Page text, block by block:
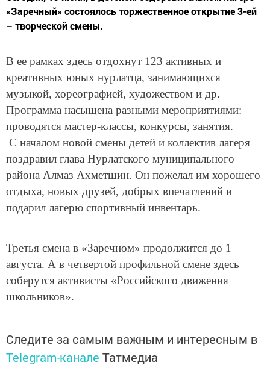
«Заречный» состоялось торжественное открытие 3-ей
– творческой смены.
В ее рамках здесь отдохнут 123 активных и
креативных юных нурлатца, занимающихся
музыкой, хореографией, художеством и др.
Программа насыщена разными мероприятиями:
проводятся мастер-классы, конкурсы, занятия.
С началом новой смены детей и коллектив лагеря
поздравил глава Нурлатского муниципального
района Алмаз Ахметшин. Он пожелал им хорошего
отдыха, новых друзей, добрых впечатлений и
подарил лагерю спортивный инвентарь.
Третья смена в «Заречном» продолжится до 1
августа. А в четвертой профильной смене здесь
соберутся активисты «Российского движения
школьников».
Следите за самым важным и интересным в
Telegram-канале Татмедиа